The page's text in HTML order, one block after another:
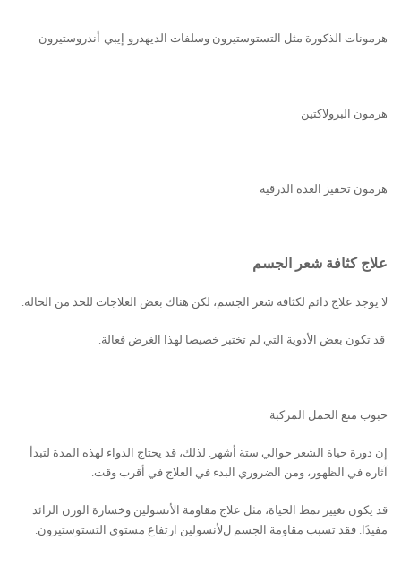
هرمونات الذكورة مثل التستوستيرون وسلفات الديهدرو-إيبي-أندروستيرون
هرمون البرولاكتين
هرمون تحفيز الغدة الدرقية
علاج كثافة شعر الجسم
لا يوجد علاج دائم لكثافة شعر الجسم، لكن هناك بعض العلاجات للحد من الحالة.
قد تكون بعض اﻷدوية التي لم تختبر خصيصا لهذا الغرض فعالة.
حبوب منع الحمل المركبة
إن دورة حياة الشعر حوالي ستة ﺃشھر. لذلك، قد يحتاج الدواء لهذه المدة لتبدأ
آثاره في الظهور، ومن الضروري البدء في العلاج في ﺃقرب وقت.
قد يكون تغيير نمط الحياة، مثل علاج مقاومة اﻷنسولين وخسارة الوزن الزائد
مفيدًا. فقد تسبب مقاومة الجسم لﻷنسولين ارتفاع مستوى التستوستيرون.